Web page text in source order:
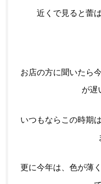
近くで見ると蕾
お店の方に聞いたら
が遅
いつもならこの時期
更に今年は、色が薄